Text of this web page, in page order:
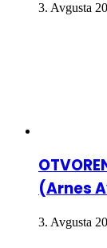
3. Avgusta
(Arnes
3. Avgusta